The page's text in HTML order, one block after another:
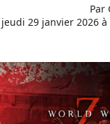
Par
jeudi 29 janvier 2026 à